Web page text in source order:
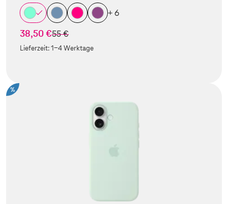
+ 6
38,50 €statt
55 €
Lieferzeit:1-4 Werktage
%